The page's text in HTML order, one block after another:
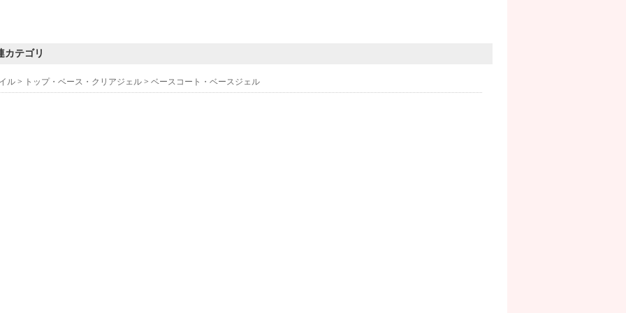
カテゴリ
ル > トップ・ベース・クリアジェル > ベースコート・ベースジェル